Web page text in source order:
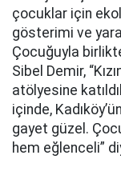
çocuklar için
gösterimi ve
Çocuğuyla
Sibel Demir,
atölyesine
içinde,
gayet güzel.
hem eğlenceli”